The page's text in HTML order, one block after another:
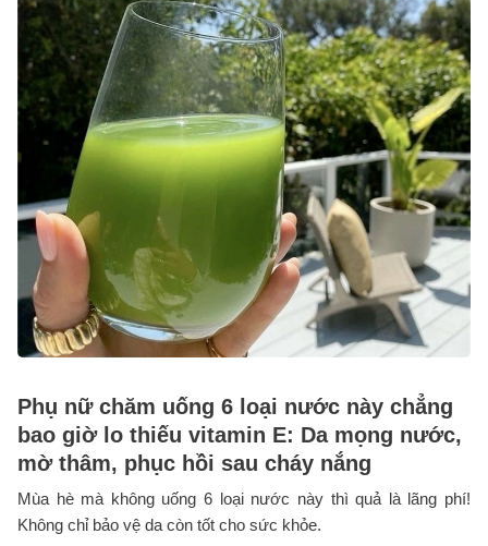
Phụ nữ chăm uống 6 loại nước này chẳng
bao giờ lo thiếu vitamin E: Da mọng nước,
mờ thâm, phục hồi sau cháy nắng
Mùa hè mà không uống 6 loại nước này thì quả là lãng phí!
Không chỉ bảo vệ da còn tốt cho sức khỏe.